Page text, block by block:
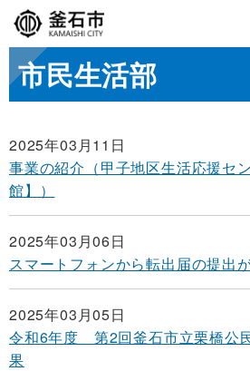
市民生活部
2025年03月11日
事業の紹介（甲子地区生活応援セ
館】）
2025年03月06日
スマートフォンから転出届の提出
2025年03月05日
令和6年度 第2回釜石市立栗橋公
果